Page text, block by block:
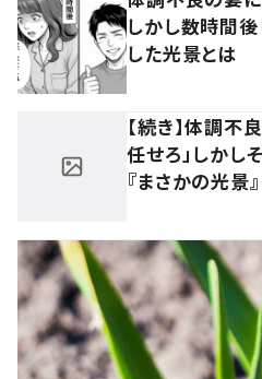
しかし数時間
した光景とは
【続き】体調
任せろ」しかし
『まさかの光景